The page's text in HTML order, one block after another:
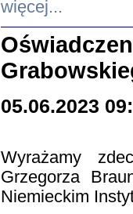
więcej...
05.06.2023
Wyrażamy
Grzegorza
Niemieckim